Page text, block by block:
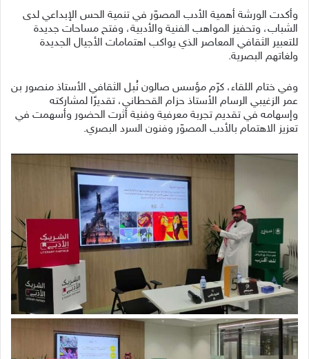
وأكدت الورشة أهمية الأدب المصوّر في تنمية الحس الإبداعي لدى
الشباب، وتحفيز المواهب الفنية والأدبية، وفتح مساحات جديدة
للتعبير الثقافي المعاصر الذي يواكب اهتمامات الأجيال الجديدة
ولغاتهم البصرية.
وفي ختام اللقاء، كرّم مؤسس صالون نُبل الثقافي الأستاذ منصور بن
عمر الزغيبي الرسام الأستاذ حزام القحطاني، تقديرًا لمشاركته
وإسهامه في تقديم تجربة معرفية وفنية أثرت الحضور وأسهمت في
تعزيز الاهتمام بالأدب المصوّر وفنون السرد البصري.